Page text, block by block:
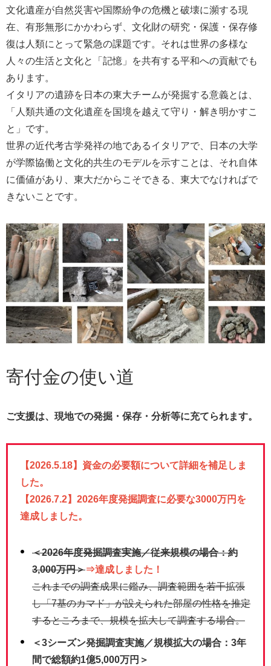
文化遺産が自然災害や国際紛争の危機と破壊に瀕する現
在、有形無形にかかわらず、文化財の研究・保護・保存修
復は人類にとって緊急の課題です。それは世界の多様な
人々の生活と文化と「記憶」を共有する平和への貢献でも
あります。
イタリアの遺跡を日本の東大チームが発掘する意義とは、
「人類共通の文化遺産を国境を越えて守り・解き明かすこ
と」です。
世界の近代考古学発祥の地であるイタリアで、日本の大学
が学際協働と文化的共生のモデルを示すことは、それ自体
に価値があり、東大だからこそできる、東大でなければで
きないことです。
寄付金の使い道
ご支援は、現地での発掘・保存・分析等に充てられます。
【2026.5.18】資金の必要額について詳細を補足しま
した。
【2026.7.2】2026年度発掘調査に必要な3000万円を
達成しました。
＜2026年度発掘調査実施／従来規模の場合：約
3,000万円＞⇒達成しました！
これまでの調査成果に鑑み、調査範囲を若干拡張
し「7基のカマド」が設えられた部屋の性格を推定
するところまで、規模を拡大して調査する場合。
＜3シーズン発掘調査実施／規模拡大の場合：3年
間で総額約1億5,000万円＞